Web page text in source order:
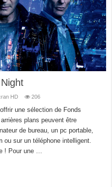
HD 206
une sélection de Fonds
plans peuvent être
de bureau, un pc portable,
sur un téléphone intelligent.
! Pour une …